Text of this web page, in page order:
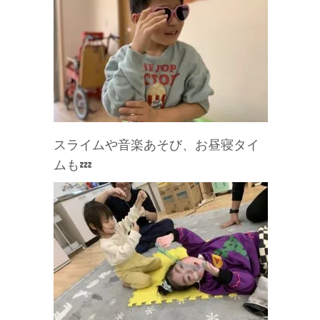
スライムや音楽あそび、お昼寝タイ
ムも💤